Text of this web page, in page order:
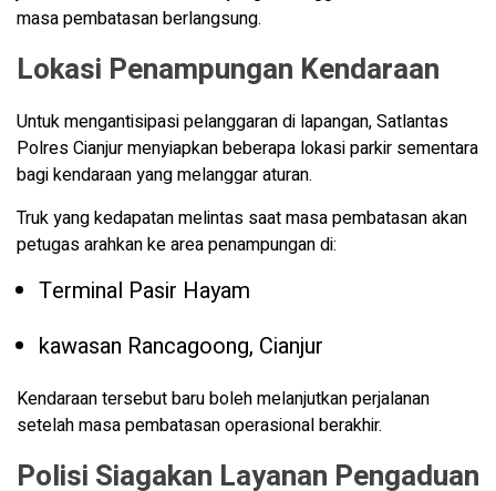
masa pembatasan berlangsung.
Lokasi Penampungan Kendaraan
Untuk mengantisipasi pelanggaran di lapangan, Satlantas
Polres Cianjur menyiapkan beberapa lokasi parkir sementara
bagi kendaraan yang melanggar aturan.
Truk yang kedapatan melintas saat masa pembatasan akan
petugas arahkan ke area penampungan di:
Terminal Pasir Hayam
kawasan Rancagoong, Cianjur
Kendaraan tersebut baru boleh melanjutkan perjalanan
setelah masa pembatasan operasional berakhir.
Polisi Siagakan Layanan Pengaduan